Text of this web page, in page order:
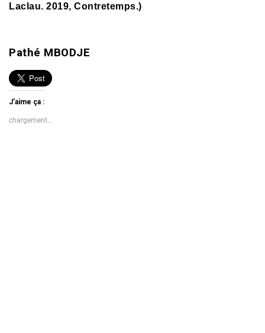
Laclau. 2019, Contretemps.)
Pathé MBODJE
J’aime ça :
chargement…